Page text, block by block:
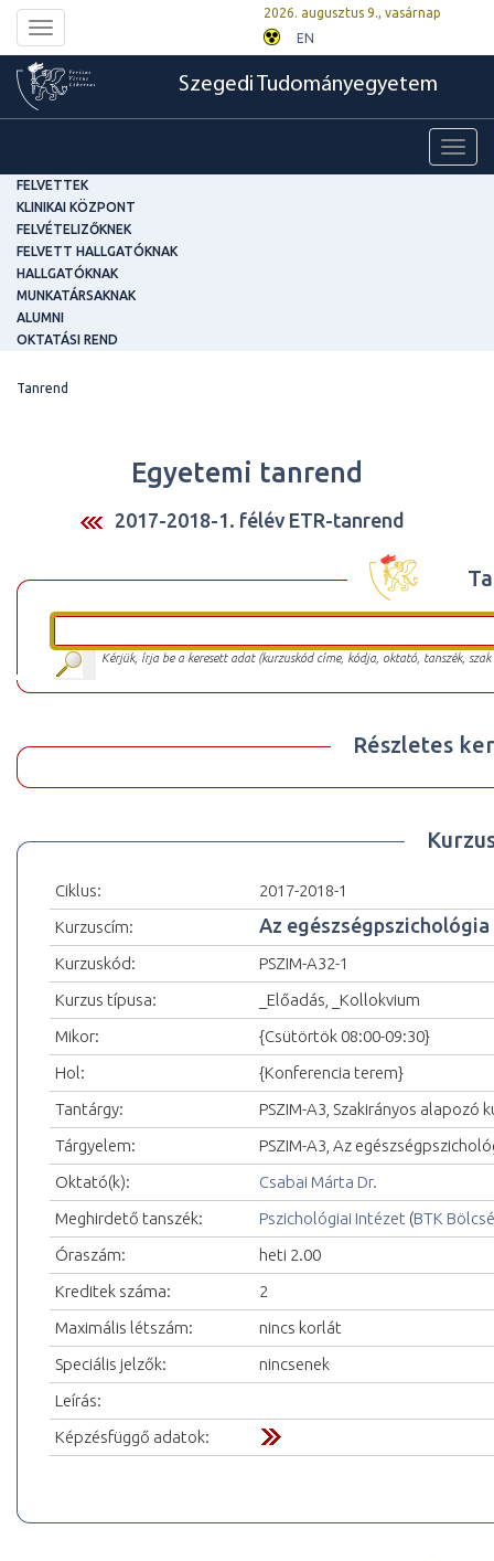
Toggle
navigation
2026. augusztus 9., vasárnap
EN
Szegedi Tudományegyetem
FELVETTEK
KLINIKAI KÖZPONT
FELVÉTELIZŐKNEK
FELVETT HALLGATÓKNAK
HALLGATÓKNAK
MUNKATÁRSAKNAK
ALUMNI
OKTATÁSI REND
Tanrend
Egyetemi tanrend
2017-2018-1. félév ETR-tanrend
Kérjük, írja be a keresett adat (kurzuskód címe, kódja, oktató, tanszék,
Részletes
Ciklus:
2017-2018-1
Kurzuscím:
Az
Kurzuskód:
PSZIM-A32-1
Kurzus típusa:
_Előadás, _Kollokvium
Mikor:
{Csütörtök 08:00-09:30}
Hol:
{Konferencia terem}
Tantárgy:
PSZIM-A3, Szakirányos alapozó
Tárgyelem:
PSZIM-A3, Az
Oktató(k):
Csabai Márta Dr.
Meghirdető tanszék:
Pszichológiai Intézet (BTK
Óraszám:
heti 2.00
Kreditek száma:
2
Maximális létszám:
nincs korlát
Speciális jelzők:
nincsenek
Leírás:
Képzésfüggő adatok: